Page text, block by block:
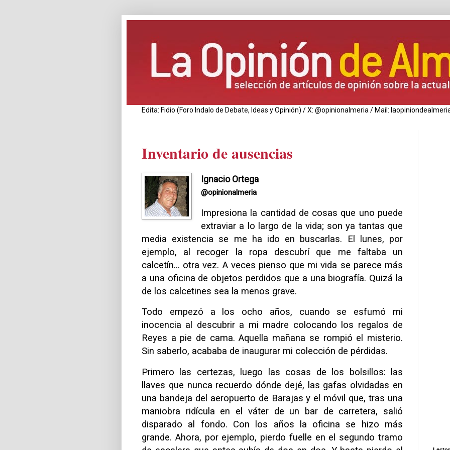
Edita: Fidio (Foro Indalo de Debate, Ideas y Opinión) / X: @opinionalmeria / Mail:
Inventario de ausencias
Ignacio Ortega
@opinionalmeria
Impresiona la cantidad de cosas que uno puede
extraviar a lo largo de la vida; son ya tantas que
media existencia se me ha ido en buscarlas. El lunes, por
ejemplo, al recoger la ropa descubrí que me faltaba un
calcetín... otra vez. A veces pienso que mi vida se parece más
a una oficina de objetos perdidos que a una biografía. Quizá la
de los calcetines sea la menos grave.
Todo empezó a los ocho años, cuando se esfumó mi
inocencia al descubrir a mi madre colocando los regalos de
Reyes a pie de cama. Aquella mañana se rompió el misterio.
Sin saberlo, acababa de inaugurar mi colección de pérdidas.
Primero las certezas, luego las cosas de los bolsillos: las
llaves que nunca recuerdo dónde dejé, las gafas olvidadas en
una bandeja del aeropuerto de Barajas y el móvil que, tras una
maniobra ridícula en el váter de un bar de carretera, salió
disparado al fondo. Con los años la oficina se hizo más
grande. Ahora, por ejemplo, pierdo fuelle en el segundo tramo